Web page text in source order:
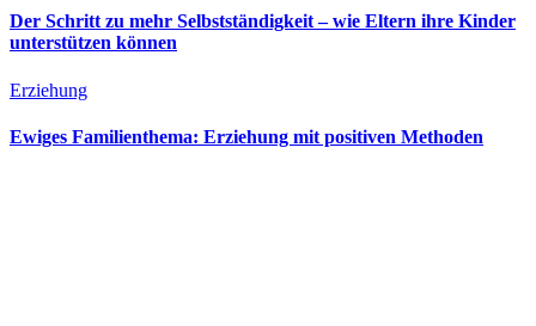
Der Schritt zu mehr Selbstständigkeit – wie Eltern ihre Kinder
unterstützen können
Erziehung
Ewiges Familienthema: Erziehung mit positiven Methoden